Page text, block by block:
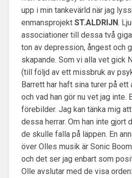
upp i min tankevärld när jag
enmansprojekt ST.ALDRIJN.
associationer till dessa två
ton av depression, ångest och
skapande. Som vi alla vet gick
(till följd av ett missbruk av
Barrett har haft sina turer på
och vad han gör nu vet jag inte.
förebilder. Jag kan tänka mig
dessa herrar. Om han inte gjort
de skulle falla på läppen. En
över Olles musik är Sonic
och det ser jag enbart som
Olle avslutar med de visa